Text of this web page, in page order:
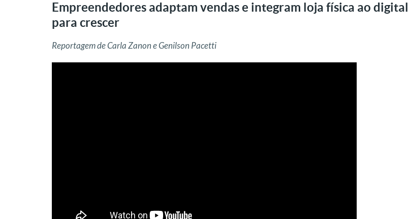
Empreendedores adaptam vendas e integram loja física ao digital
para crescer
Reportagem de Carla Zanon e Genilson Pacetti